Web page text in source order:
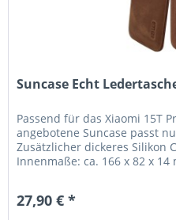
Suncase Echt
Passend für das Xiaomi 15T
angebotene Suncase passt
Zusätzlicher dickeres Silikon
Innenmaße: ca. 166 x 82 x 14
27,90 € *